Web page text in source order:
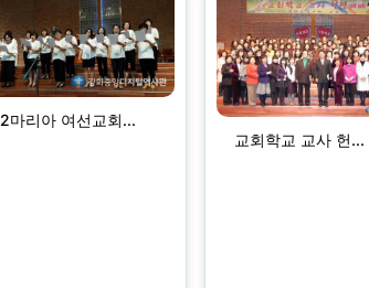
2마리아 여선교회...
교회학교 교사 헌...